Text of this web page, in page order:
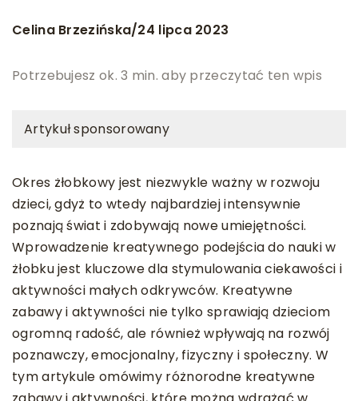
Celina Brzezińska/24 lipca 2023
Potrzebujesz ok. 3 min. aby przeczytać ten wpis
Artykuł sponsorowany
Okres żłobkowy jest niezwykle ważny w rozwoju
dzieci, gdyż to wtedy najbardziej intensywnie
poznają świat i zdobywają nowe umiejętności.
Wprowadzenie kreatywnego podejścia do nauki w
żłobku jest kluczowe dla stymulowania ciekawości i
aktywności małych odkrywców. Kreatywne
zabawy i aktywności nie tylko sprawiają dzieciom
ogromną radość, ale również wpływają na rozwój
poznawczy, emocjonalny, fizyczny i społeczny. W
tym artykule omówimy różnorodne kreatywne